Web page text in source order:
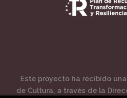
Este proyecto ha recibido
de Cultura, a través de la